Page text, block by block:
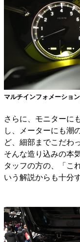
マルチインフォメーショ
さらに、モニターに
し、メーターにも潮
ど、細部までこだわ
そんな造り込みの本
タッフの方の、「こ
いう解説からも十分